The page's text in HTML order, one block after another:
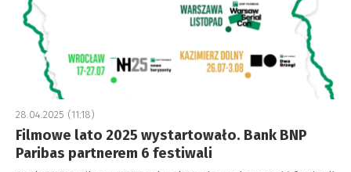
28.04.2025 (11:18)
Filmowe lato 2025 wystartowało. Bank BNP
Paribas partnerem 6 festiwali